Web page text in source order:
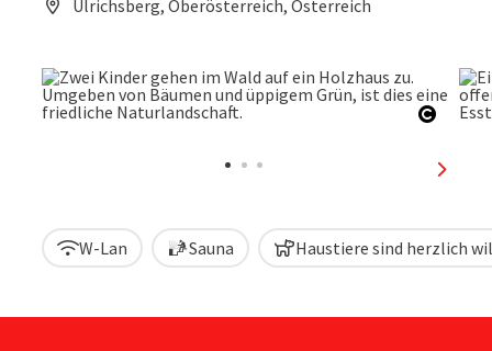
Ulrichsberg, Oberösterreich, Österreich
W-Lan Sauna Haustiere sind herzlich